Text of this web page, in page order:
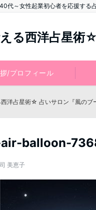
代～女性起業初心者を応援する占
る西洋占星術
/プロフィール
洋占星術☆ 占いサロン『風のブ
balloon-
美恵子